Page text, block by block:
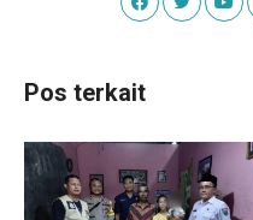
Pos terkait